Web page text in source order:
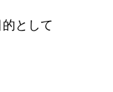
として